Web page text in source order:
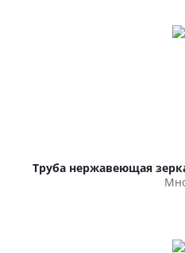
Труба нержавеющая